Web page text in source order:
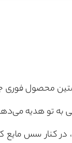
محصول فوری
به تو هدیه
در کنار سس